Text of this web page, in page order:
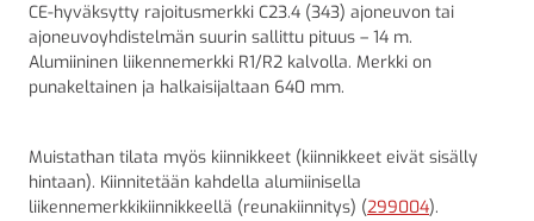
CE-hyväksytty rajoitusmerkki C23.4 (343) ajoneuvon tai
ajoneuvoyhdistelmän suurin sallittu pituus – 14 m.
Alumiininen liikennemerkki R1/R2 kalvolla. Merkki on
punakeltainen ja halkaisijaltaan 640 mm.
Muistathan tilata myös kiinnikkeet (kiinnikkeet eivät sisälly
hintaan). Kiinnitetään kahdella alumiinisella
liikennemerkkikiinnikkeellä (reunakiinnitys) (299004).